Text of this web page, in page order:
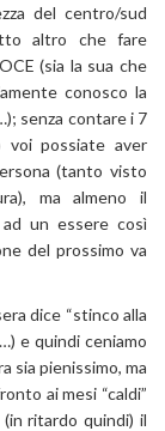
del centro/sud
altro che fare
(sia la sua che
conosco la
senza contare i 7
voi possiate aver
(tanto visto
ma almeno il
un essere così
del prossimo va
dice “stinco alla
e quindi ceniamo
sia pienissimo, ma
ai mesi “caldi”
ritardo quindi) il